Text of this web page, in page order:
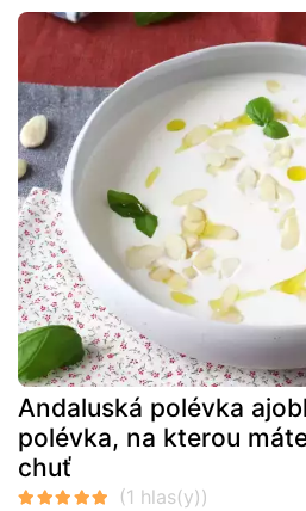
Andaluská polévka
polévka, na kterou
chuť